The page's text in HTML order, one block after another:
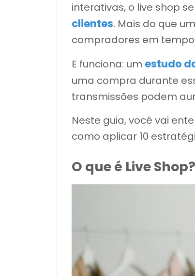
interativas, o live shop
clientes. Mais do que
compradores em
E funciona: um estudo
uma compra durante
transmissões podem
Neste guia, você vai
como aplicar 10
O que é Live Shop?